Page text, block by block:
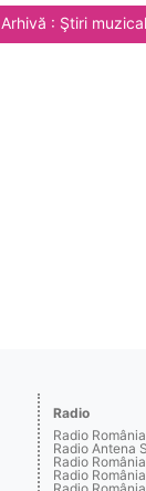
Arhivă : Ştiri
Radio
Radio
Radio Antena
Radio
Radio